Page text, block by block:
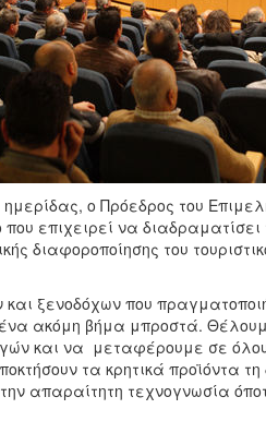
ο Πρόεδρος του
επιχειρεί να διαδραματίσει
διαφοροποίησης του
ξενοδόχων που
ακόμη βήμα μπροστά.
και να μεταφέρουμε σε
τα κρητικά προϊόντα τη
απαραίτητη τεχνογνωσία